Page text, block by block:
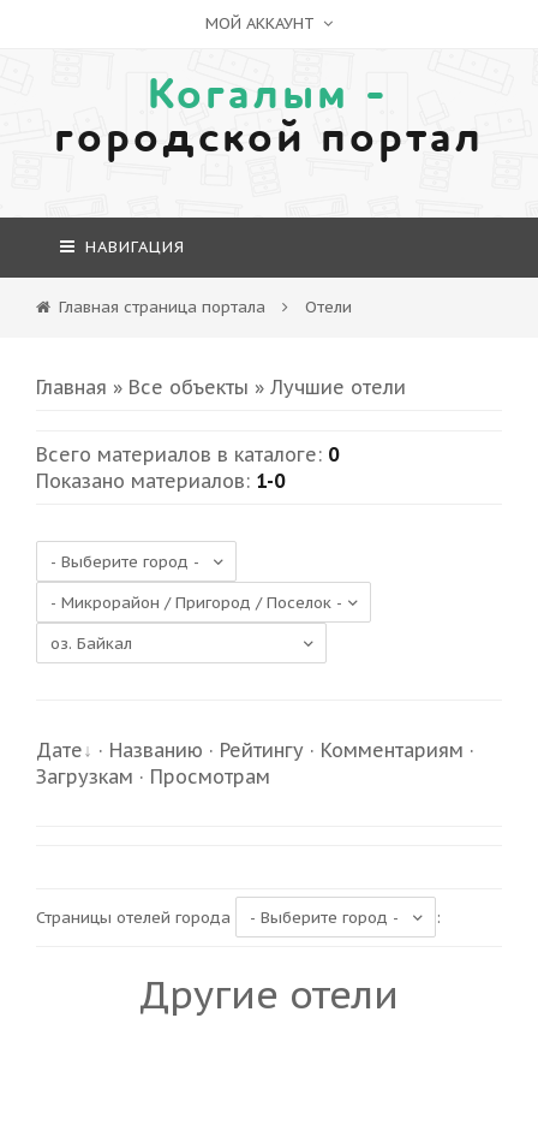
МОЙ АККАУНТ
Когалым -
городской портал
НАВИГАЦИЯ
Главная страница портала Отели
Главная » Все объекты » Лучшие отели
Всего материалов в каталоге: 0
Показано материалов: 1-0
Дате · Названию · Рейтингу · Комментариям ·
Загрузкам · Просмотрам
Страницы отелей города :
Другие отели